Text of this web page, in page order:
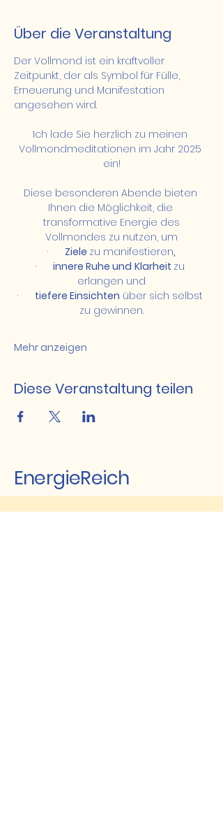
Über die Veranstaltung
Der Vollmond ist ein kraftvoller
Zeitpunkt, der als Symbol für Fülle,
Erneuerung und Manifestation
angesehen wird.
Ich lade Sie herzlich zu meinen
Vollmondmeditationen im Jahr 2025
ein!
Diese besonderen Abende bieten
Ihnen die Möglichkeit, die
transformative Energie des
Vollmondes zu nutzen, um
· Ziele zu manifestieren,
· innere Ruhe und Klarheit zu
erlangen und
· tiefere Einsichten über sich selbst
zu gewinnen.
Mehr anzeigen
Diese Veranstaltung teilen
EnergieReich